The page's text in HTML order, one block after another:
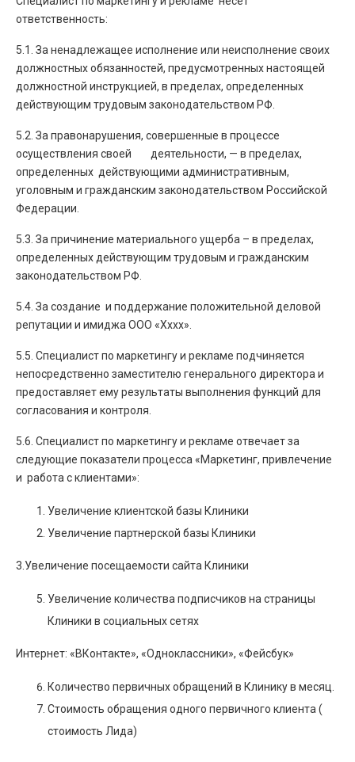
ответственность:
5.1. За ненадлежащее исполнение или неисполнение своих
должностных обязанностей, предусмотренных настоящей
должностной инструкцией, в пределах, определенных
действующим трудовым законодательством РФ.
5.2. За правонарушения, совершенные в процессе
осуществления своей деятельности, — в пределах,
определенных действующими административным,
уголовным и гражданским законодательством Российской
Федерации.
5.3. За причинение материального ущерба – в пределах,
определенных действующим трудовым и гражданским
законодательством РФ.
5.4. За создание и поддержание положительной деловой
репутации и имиджа ООО «Хххх».
5.5. Специалист по маркетингу и рекламе подчиняется
непосредственно заместителю генерального директора и
предоставляет ему результаты выполнения функций для
согласования и контроля.
5.6. Специалист по маркетингу и рекламе отвечает за
следующие показатели процесса «Маркетинг, привлечение
и работа с клиентами»:
Увеличение клиентской базы Клиники
Увеличение партнерской базы Клиники
3.Увеличение посещаемости сайта Клиники
Увеличение количества подписчиков на страницы
Клиники в социальных сетях
Интернет: «ВКонтакте», «Одноклассники», «Фейсбук»
Количество первичных обращений в Клинику в месяц.
Стоимость обращения одного первичного клиента (
стоимость Лида)